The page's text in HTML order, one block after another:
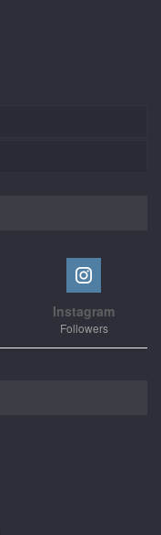
Instagram
Followers